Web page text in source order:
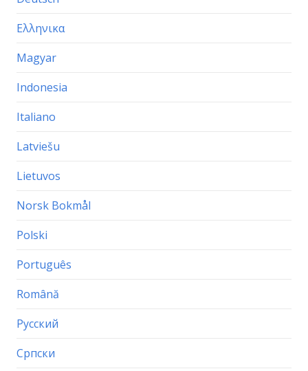
Ελληνικα
Magyar
Indonesia
Italiano
Latviešu
Lietuvos
Norsk Bokmål
Polski
Português
Română
Русский
Српски